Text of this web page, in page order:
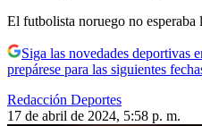
El futbolista noruego no esperaba
Siga las novedades deportivas
prepárese para las siguientes
Redacción Deportes
17 de abril de 2024, 5:58 p. m.